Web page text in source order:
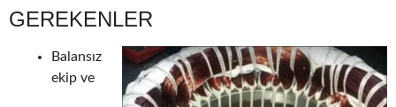
GEREKENLER
Balansız
ekip ve